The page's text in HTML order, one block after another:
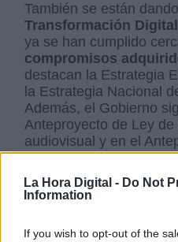
La Hora Digital - Do Not
Information
If you wish to opt-out of the
También se están
Transformación
ya se han cumplido
compromisos
destacan la Estrategia
la Estrategia Nacional
Además, el Gobierno
Anteproyecto de Ley
audiovisual y en el
de
Ley de eficiencia
de Justiciay en la